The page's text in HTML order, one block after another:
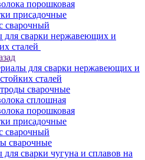
порошковая
присадочные
сварочный
для сварки нержавеющих и
сталей
для сварки нержавеющих и
сталей
сварочные
сплошная
порошковая
присадочные
сварочный
сварочные
сварки чугуна и сплавов на